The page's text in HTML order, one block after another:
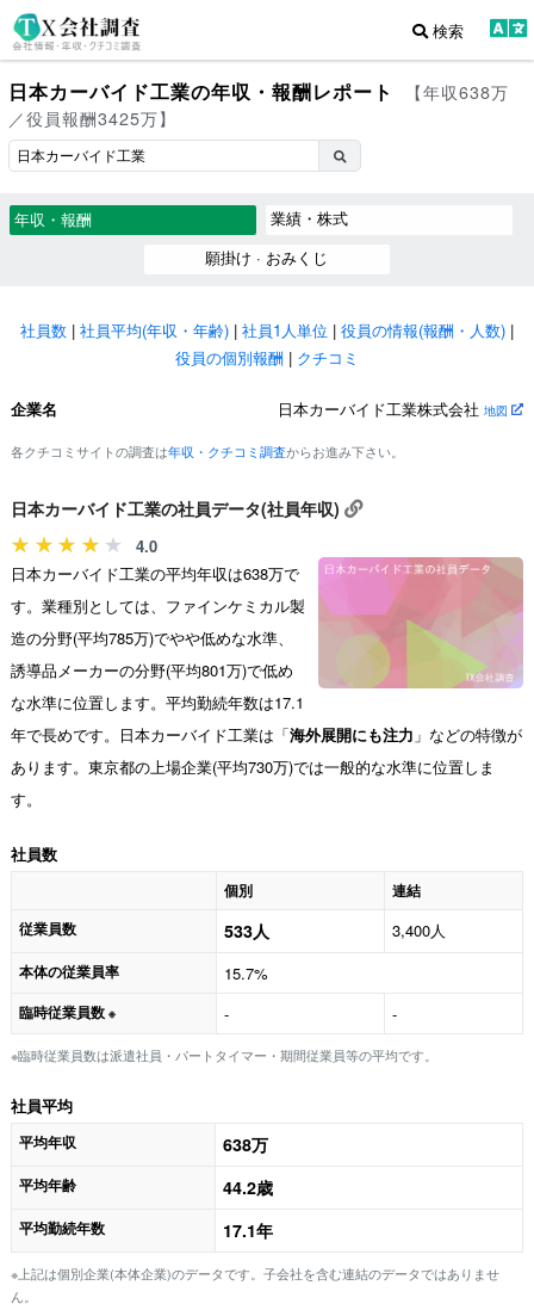
検索
日本カーバイド工業の年収・報酬レポート
【年収638万
／役員報酬3425万】
年収・報酬
業績・株式
願掛け · おみくじ
社員数 | 社員平均(年収・年齢) | 社員1人単位 | 役員の情報(報酬・人数) |
役員の個別報酬 | クチコミ
企業名 日本カーバイド工業株式会社 地図
各クチコミサイトの調査は年収・クチコミ調査からお進み下さい。
日本カーバイド工業の社員データ(社員年収)
4.0
日本カーバイド工業の平均年収は638万で
す。業種別としては、ファインケミカル製
造の分野(平均785万)でやや低めな水準、
誘導品メーカーの分野(平均801万)で低め
な水準に位置します。平均勤続年数は17.1
年で長めです。日本カーバイド工業は「海外展開にも注力 」などの特徴が
あります。東京都の上場企業(平均730万)では一般的な水準に位置しま
す。
社員数
個別
連結
従業員数
533人 3,400人
本体の従業員率 15.7%
臨時従業員数 ※ - -
※臨時従業員数は派遣社員・パートタイマー・期間従業員等の平均です。
社員平均
平均年収 638万
平均年齢 44.2歳
平均勤続年数 17.1年
※上記は個別企業(本体企業)のデータです。子会社を含む連結のデータではありませ
ん。